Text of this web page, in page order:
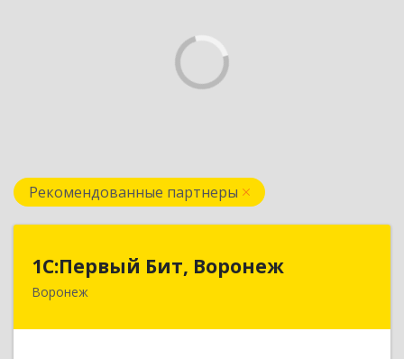
Рекомендованные партнеры
1С:Первый Бит, Воронеж
Воронеж
1С:Первый Бит, Воронеж
394006, Воронежская обл, Воронеж г, 20-летия